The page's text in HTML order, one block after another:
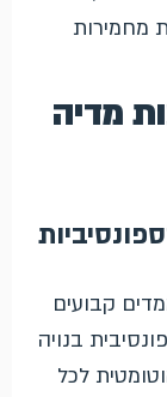
מחמירות
מדיה
קבועים
בנויה
לכל